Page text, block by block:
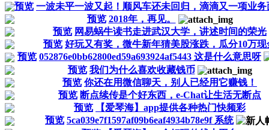
预览 一波未平一波又起！顺风车还未回归，滴滴又一项业务
预览 2018年，再见。
预览 网易蜗牛读书走进武汉大学，讲述时间的荣光
预览 好玩又有奖，微牛新年猜美股涨跌，瓜分10万现
预览 052876e0bb62800ed59a693924af5443 这是什么意思呀
预览 我们为什么喜欢收藏钱币
预览 你还在用微信聊天，别人已经用它赚钱！
预览 断点续传是个好东西，e-Chat让生活无断点
预览
【爱琴海】app提供各种热门快频彩
预览 5ca039e7f1597af09b6eaf4934b78e9f 系统